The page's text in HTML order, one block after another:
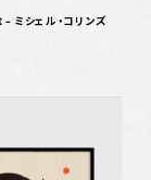
– ミシェル・コリンズ